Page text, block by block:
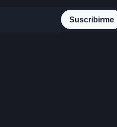
Suscribirme